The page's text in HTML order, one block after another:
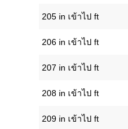
205 in เข้าไป ft
206 in เข้าไป ft
207 in เข้าไป ft
208 in เข้าไป ft
209 in เข้าไป ft